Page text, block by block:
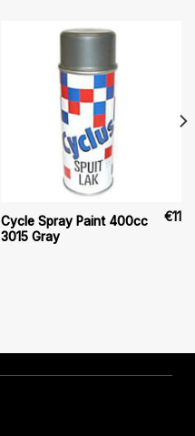
Cycle Spray Paint 400cc
3015 Gray
€11